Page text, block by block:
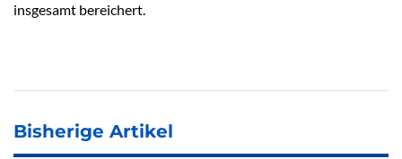
insgesamt bereichert.
Bisherige Artikel